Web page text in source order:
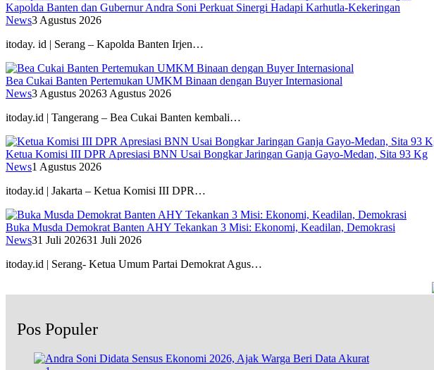
Kapolda Banten dan Gubernur Andra Soni Perkuat Sinergi Hadapi Karhutla-Kekeringan
News3 Agustus 2026
itoday. id | Serang – Kapolda Banten Irjen…
Bea Cukai Banten Pertemukan UMKM Binaan dengan Buyer Internasional
News3 Agustus 20263 Agustus 2026
itoday.id | Tangerang – Bea Cukai Banten kembali…
Ketua Komisi III DPR Apresiasi BNN Usai Bongkar Jaringan Ganja Gayo-Medan, Sita 93 Kg
News1 Agustus 2026
itoday.id | Jakarta – Ketua Komisi III DPR…
Buka Musda Demokrat Banten AHY Tekankan 3 Misi: Ekonomi, Keadilan, Demokrasi
News31 Juli 202631 Juli 2026
itoday.id | Serang- Ketua Umum Partai Demokrat Agus…
Pos Populer